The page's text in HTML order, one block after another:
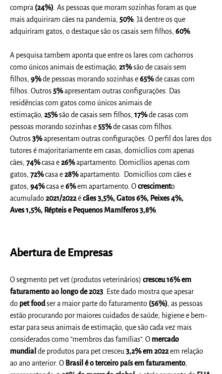
compra (24%) . As pessoas que moram sozinhas foram as que
mais adquiriram cães na pandemia, 50%. Já dentre os que
adquiriram gatos, o destaque são os casais sem filhos,60%.
A pesquisa tambem aponta que entre os lares com cachorros
como únicos animais de estimação,21%são de casais sem
filhos,9%de pessoas morando sozinhas e65%de casas com
filhos. Outros 5%apresentam outras configurações. Das
residências com gatos como únicos animais de
estimação,25%são de casais sem filhos,17%de casas com
pessoas morando sozinhas e 55%de casas com filhos.
Outros3%apresentam outras configurações. O perfil dos lares dos
tutores é majoritariamente em casas, domicílios com apenas
cães,74%casa e26%apartamento. Domicílios apenas com
gatos,72%casa e28%apartamento. Domicílios com cães e
gatos,94%casa e6%em apartamento. Ocrescimento
acumulado2021/2022écães3,5%, Gatos6%, Peixes4%,
Aves1,5%, Répteis e Pequenos Mamíferos 3,8%.
Abertura de Empresas
O segmento pet vet (produtos veterinários)cresceu 16% em
faturamento ao longo de 2023 . Este dado mostra que apesar
do pet foodser a maior parte do faturamento (56%), as pessoas
estão procurando por maiores cuidados de saúde, higiene e bem-
estar para seus animais de estimação, que são cada vez mais
considerados como "membros das famílias". O mercado
mundial de produtos para pet cresceu3,2% em 2022em relação
ao ano anterior. O Brasil é o terceiro país em faturamento,